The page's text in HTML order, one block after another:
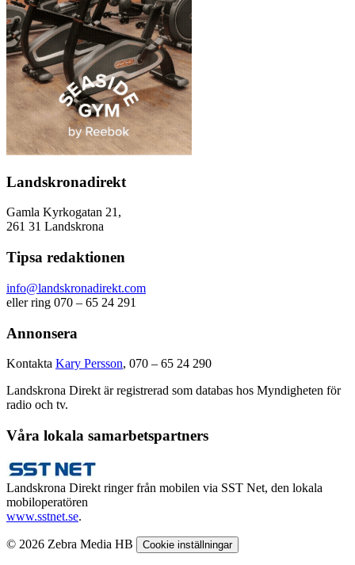
Landskronadirekt
Gamla Kyrkogatan 21,
261 31 Landskrona
Tipsa redaktionen
info@landskronadirekt.com
eller ring 070 – 65 24 291
Annonsera
Kontakta Kary Persson, 070 – 65 24 290
Landskrona Direkt är registrerad som databas hos Myndigheten för
radio och tv.
Våra lokala samarbetspartners
Landskrona Direkt ringer från mobilen via SST Net, den lokala
mobiloperatören
www.sstnet.se.
© 2026 Zebra Media HB Cookie inställningar